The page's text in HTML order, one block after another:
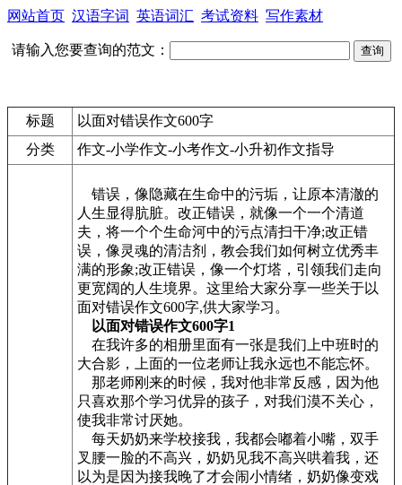
网站首页 汉语字词 英语词汇 考试资料 写作素材
请输入您要查询的范文：
标题
以面对错误作文600字
分类
作文-小学作文-小考作文-小升初作文指导
错误，像隐藏在生命中的污垢，让原本清澈的
人生显得肮脏。改正错误，就像一个一个清道
夫，将一个个生命河中的污点清扫干净;改正错
误，像灵魂的清洁剂，教会我们如何树立优秀丰
满的形象;改正错误，像一个灯塔，引领我们走向
更宽阔的人生境界。这里给大家分享一些关于以
面对错误作文600字,供大家学习。
以面对错误作文600字1
在我许多的相册里面有一张是我们上中班时的
大合影，上面的一位老师让我永远也不能忘怀。
那老师刚来的时候，我对他非常反感，因为他
只喜欢那个学习优异的孩子，对我们漠不关心，
使我非常讨厌她。
每天奶奶来学校接我，我都会嘟着小嘴，双手
叉腰一脸的不高兴，奶奶见我不高兴哄着我，还
以为是因为接我晚了才会闹小情绪，奶奶像变戏